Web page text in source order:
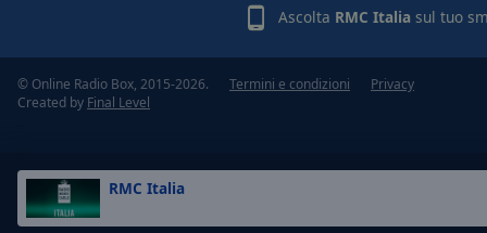
RMC Italia
Ascolta RMC Italia sul tuo
© Online Radio Box, 2015-2026.
Created by Final Level
Termini e condizioni Privacy